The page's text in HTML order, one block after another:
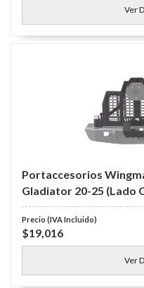
Ver
Portaccesorios
Gladiator 20-25 (Lado
$19,016
Ver